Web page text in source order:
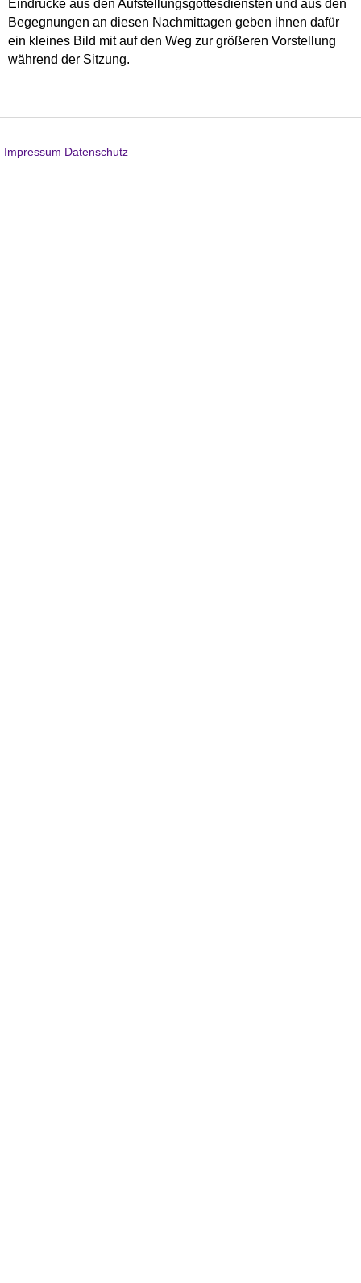
Eindrücke aus den Aufstellungsgottesdiensten und aus den
Begegnungen an diesen Nachmittagen geben ihnen dafür
ein kleines Bild mit auf den Weg zur größeren Vorstellung
während der Sitzung.
Impressum Datenschutz